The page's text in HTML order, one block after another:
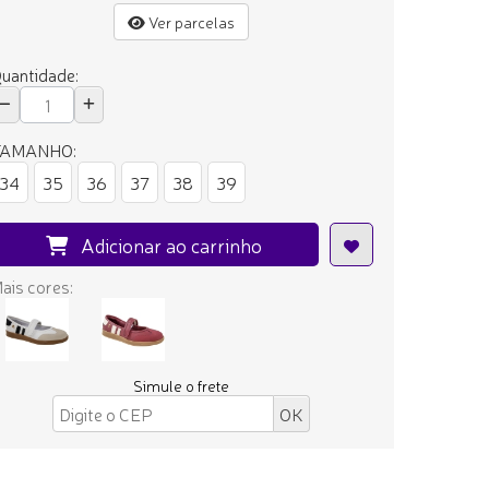
Ver parcelas
34
35 36 37 38 39
Adicionar ao carrinho
cores:
Simule o frete